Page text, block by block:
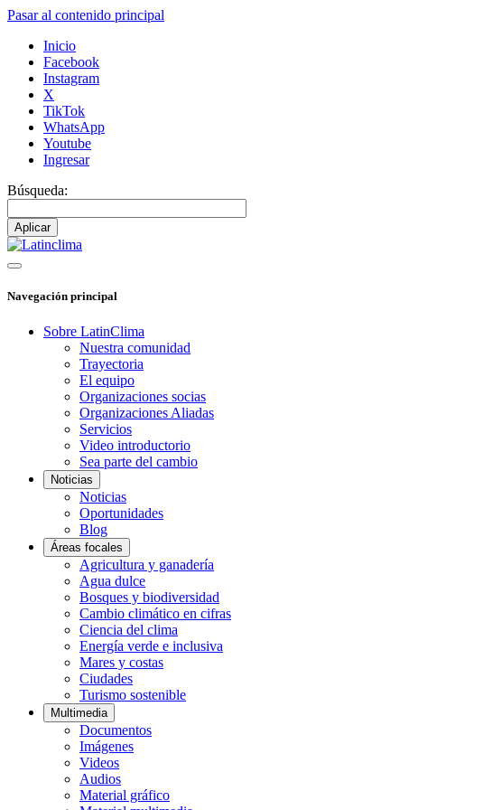
Pasar al contenido principal
Inicio
Facebook
Instagram
X
TikTok
WhatsApp
Youtube
Ingresar
Búsqueda:
Navegación principal
Sobre LatinClima
Nuestra comunidad
Trayectoria
El equipo
Organizaciones socias
Organizaciones Aliadas
Servicios
Video introductorio
Sea parte del cambio
Noticias
Noticias
Oportunidades
Blog
Áreas focales
Agricultura y ganadería
Agua dulce
Bosques y biodiversidad
Cambio climático en cifras
Ciencia del clima
Energía verde e inclusiva
Mares y costas
Ciudades
Turismo sostenible
Multimedia
Documentos
Imágenes
Videos
Audios
Material gráfico